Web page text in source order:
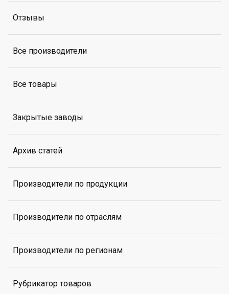
Отзывы
Все производители
Все товары
Закрытые заводы
Архив статей
Производители по продукции
Производители по отраслям
Производители по регионам
Рубрикатор товаров